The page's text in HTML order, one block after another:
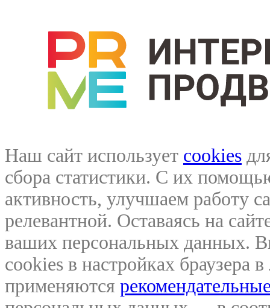
Наш сайт использует cookies
сбора статистики. С их
активность, улучшаем работу
релевантной. Оставаясь на
ваших персональных данных.
cookies в настройках браузера
применяются